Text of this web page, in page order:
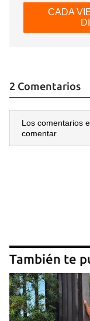
CADA
2 Comentarios
Los comentarios
comentar
También te